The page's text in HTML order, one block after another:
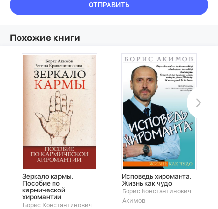
ОТПРАВИТЬ
Похожие книги
Зеркало кармы.
Пособие по
кармической
хиромантии
Борис Константинович
Исповедь хироманта.
Жизнь как чудо
Борис Константинович
Акимов